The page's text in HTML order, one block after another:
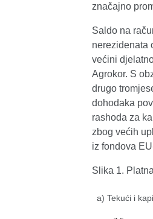
značajno
Saldo na
nerezidenata
većini
Agrokor. S
drugo
dohodaka
rashoda za
zbog većih
iz fondova
Slika 1.
a) Tekući i